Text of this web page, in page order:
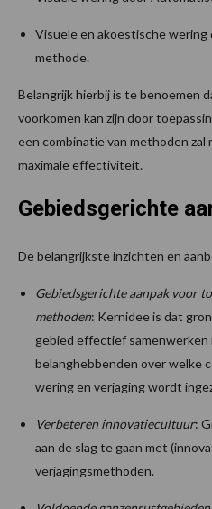
Visuele en akoestische
methode.
Belangrijk hierbij is te benoemen
voorkomen kan zijn door
een combinatie van methoden
maximale effectiviteit.
Gebiedsgerichte
De belangrijkste inzichten en
Gebiedsgerichte aanpak voor
methoden: Kernidee is dat
gebied effectief samenwerken
belanghebbenden over welke
wering en verjaging wordt
Verbeteren innovatiecultuur:
aan de slag te gaan met
verjagingsmethoden.